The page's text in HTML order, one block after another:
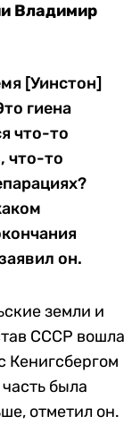
Владимир
[Уинстон]
гиена
что-то
что-то
он.
земли и
СССР вошла
Кенигсбергом
была
отметил он.